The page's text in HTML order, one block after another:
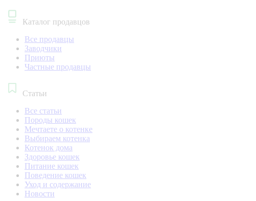
Каталог продавцов
Все продавцы
Заводчики
Приюты
Частные продавцы
Статьи
Все статьи
Породы кошек
Мечтаете о котенке
Выбираем котенка
Котенок дома
Здоровье кошек
Питание кошек
Поведение кошек
Уход и содержание
Новости